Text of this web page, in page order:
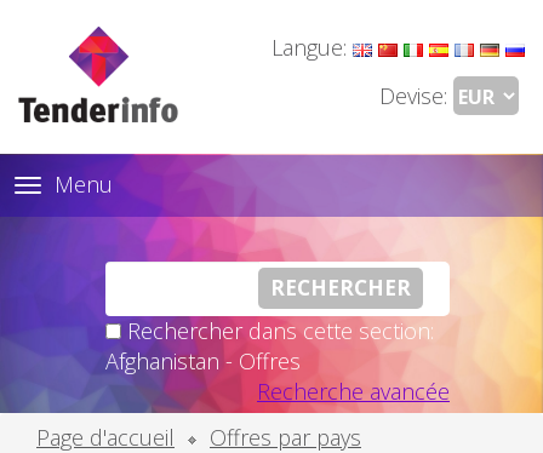
Langue:
Devise:
Toggle
navigation
Menu
Rechercher dans cette section:
Afghanistan - Offres
Recherche avancée
Page d'accueil
Offres par pays